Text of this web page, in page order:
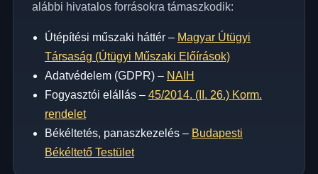
alábbi hivatalos forrásokra támaszkodik:
Útépítési műszaki háttér – Magyar Útügyi
Társaság (Útügyi Műszaki Előírások)
Adatvédelem (GDPR) – NAIH
Fogyasztói elállás – 45/2014. (II. 26.) Korm.
rendelet
Békéltetés, panaszkezelés – Budapesti
Békéltető Testület